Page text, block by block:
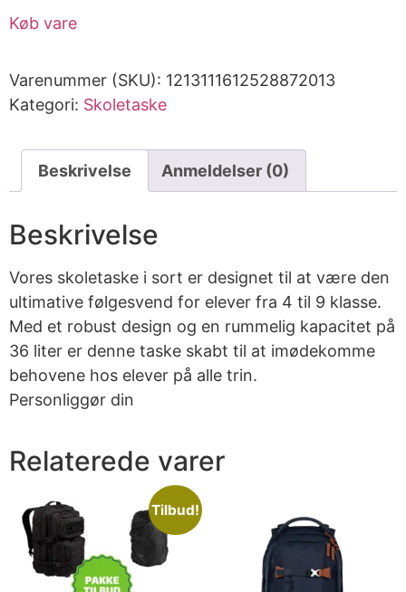
Køb vare
Varenummer (SKU): 1213111612528872013
Kategori: Skoletaske
Beskrivelse Anmeldelser (0)
Beskrivelse
Vores skoletaske i sort er designet til at være den
ultimative følgesvend for elever fra 4 til 9 klasse.
Med et robust design og en rummelig kapacitet på
36 liter er denne taske skabt til at imødekomme
behovene hos elever på alle trin.
Personliggør din
Relaterede varer
Tilbud!